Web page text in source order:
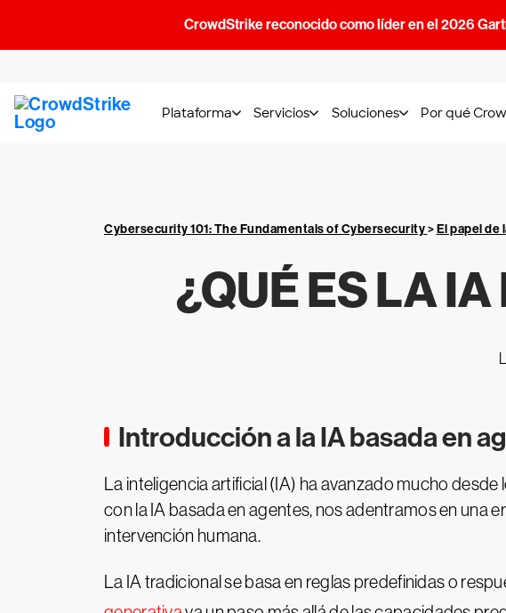
CrowdStrike reconocido como líder en el 2026
Plataforma Servicios Soluciones Por qué
Cybersecurity 101: The Fundamentals of Cybersecurity>El papel de
¿QUÉ ES LA
Introducción a la IA basada en
La inteligencia artificial (IA) ha avanzado mucho
con la IA basada en agentes, nos adentramos en una
intervención humana.
La IA tradicional se basa en reglas predefinidas o